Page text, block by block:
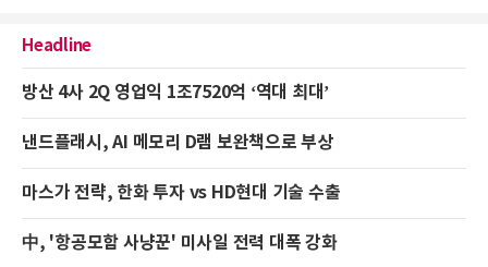
Headline
방산 4사 2Q 영업익 1조7520억 ‘역대 최대’
낸드플래시, AI 메모리 D램 보완책으로 부상
마스가 전략, 한화 투자 vs HD현대 기술 수출
中, '항공모함 사냥꾼' 미사일 전력 대폭 강화